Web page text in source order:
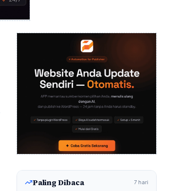
Paling Dibaca 7 hari